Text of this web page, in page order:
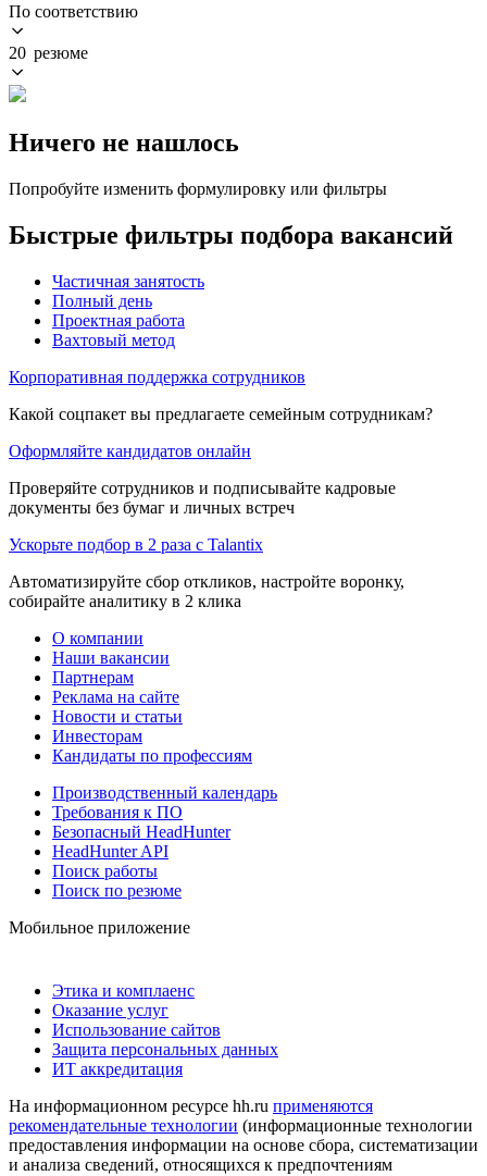
По соответствию
20 резюме
Ничего не нашлось
Попробуйте изменить формулировку или фильтры
Быстрые фильтры подбора вакансий
Частичная занятость
Полный день
Проектная работа
Вахтовый метод
Корпоративная поддержка сотрудников
Какой соцпакет вы предлагаете семейным сотрудникам?
Оформляйте кандидатов онлайн
Проверяйте сотрудников и подписывайте кадровые
документы без бумаг и личных встреч
Ускорьте подбор в 2 раза с Talantix
Автоматизируйте сбор откликов, настройте воронку,
собирайте аналитику в 2 клика
О компании
Наши вакансии
Партнерам
Реклама на сайте
Новости и статьи
Инвесторам
Кандидаты по профессиям
Производственный календарь
Требования к ПО
Безопасный HeadHunter
HeadHunter API
Поиск работы
Поиск по резюме
Мобильное приложение
Этика и комплаенс
Оказание услуг
Использование сайтов
Защита персональных данных
ИТ аккредитация
На информационном ресурсе hh.ru применяются
рекомендательные технологии (информационные технологии
предоставления информации на основе сбора, систематизации
и анализа сведений, относящихся к предпочтениям